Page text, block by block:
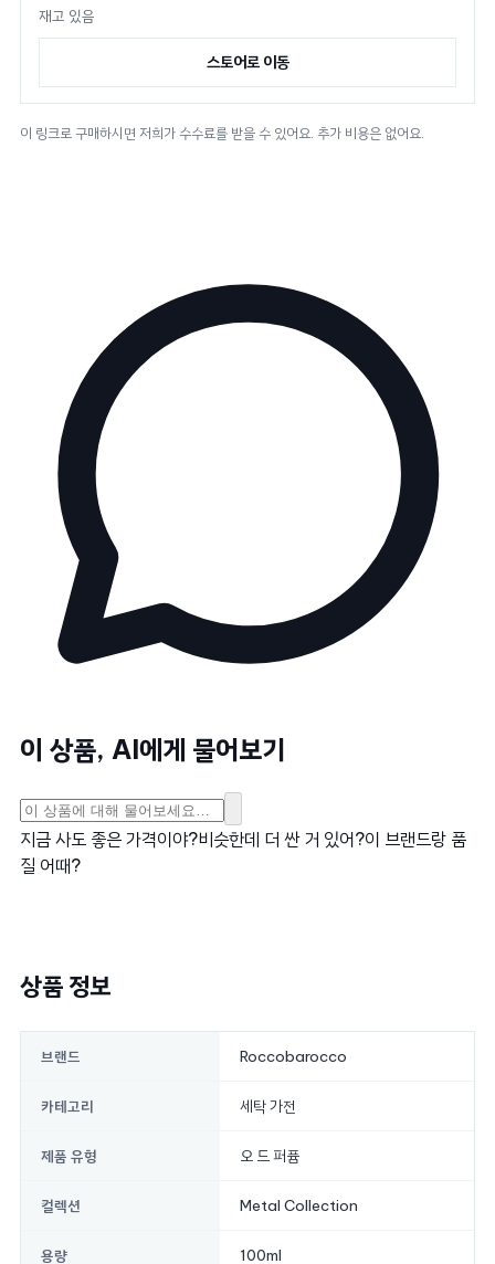
재고 있음
스토어로 이동
이 링크로 구매하시면 저희가 수수료를 받을 수 있어요. 추가 비용은 없어요.
이 상품, AI에게 물어보기
지금 사도 좋은 가격이야?비슷한데 더 싼 거 있어?이 브랜드랑 품
질 어때?
상품 정보
브랜드 Roccobarocco
카테고리 세탁 가전
제품 유형 오 드 퍼퓸
컬렉션 Metal Collection
용량 100ml